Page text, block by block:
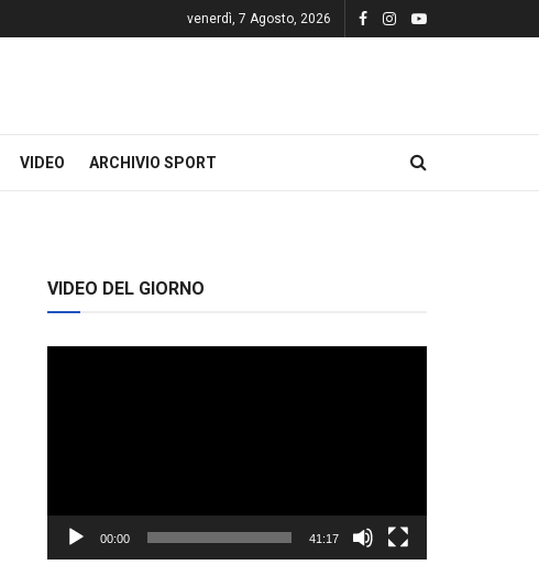
venerdì, 7 Agosto, 2026
VIDEO ARCHIVIO SPORT
VIDEO DEL GIORNO
00:00 41:17